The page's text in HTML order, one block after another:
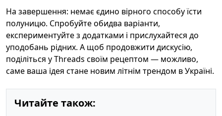
На завершення: немає єдино вірного способу їсти
полуницю. Спробуйте обидва варіанти,
експериментуйте з додатками і прислухайтеся до
уподобань рідних. А щоб продовжити дискусію,
поділіться у Threads своїм рецептом — можливо,
саме ваша ідея стане новим літнім трендом в Україні.
Читайте також: